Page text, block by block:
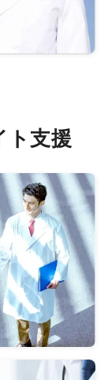
ト支援